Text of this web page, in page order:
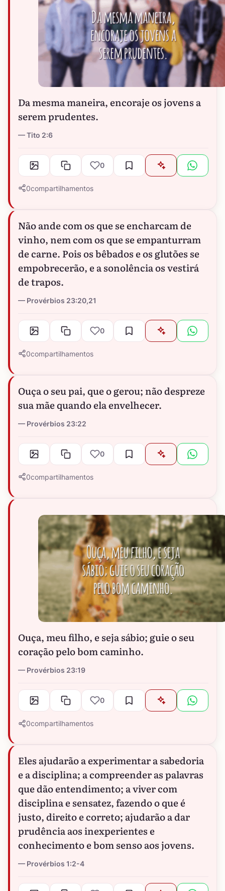
Da mesma maneira, encoraje os jovens a
serem prudentes.
Tito 2:6
0
0compartilhamentos
Não ande com os que se encharcam de
vinho, nem com os que se empanturram
de carne. Pois os bêbados e os glutões se
empobrecerão, e a sonolência os vestirá
de trapos.
Provérbios 23:20,21
0
0compartilhamentos
Ouça o seu pai, que o gerou; não despreze
sua mãe quando ela envelhecer.
Provérbios 23:22
0
0compartilhamentos
Ouça, meu filho, e seja sábio; guie o seu
coração pelo bom caminho.
Provérbios 23:19
0
0compartilhamentos
Eles ajudarão a experimentar a sabedoria
e a disciplina; a compreender as palavras
que dão entendimento; a viver com
disciplina e sensatez, fazendo o que é
justo, direito e correto; ajudarão a dar
prudência aos inexperientes e
conhecimento e bom senso aos jovens.
Provérbios 1:2-4